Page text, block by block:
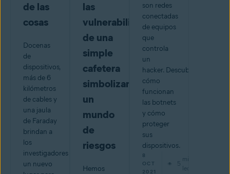
de las
cosas
Docenas
de
dispositivos,
más de 6
kilómetros
de cables y
una jaula
de Faraday
brindan a
los
investigadores
un nuevo
las
vulnerabilidades
de una
simple
cafetera
simbolizan
un
mundo
de
riesgos
Hemos
son redes
conectadas
de equipos
que
controla
un
hacker. Descubra
cómo
funcionan
las botnets
y cómo
proteger
sus
dispositivos.
8
OCT
2021
5
min de
lectura